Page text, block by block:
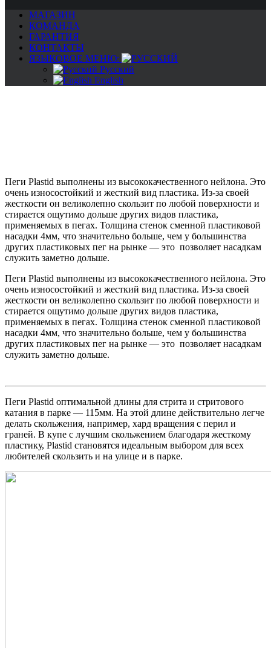
МАГАЗИН
КОМАНДА
ГАРАНТИЯ
КОНТАКТЫ
ЯЗЫКОВОЕ МЕНЮ:
Русский
English
Пеги Plastid выполнены из высококачественного нейлона. Это
очень износостойкий и жесткий вид плаcтика. Из-за своей
жесткости он великолепно скользит по любой поверхности и
стирается ощутимо дольше других видов пластика,
применяемых в пегах. Толщина стенок сменной пластиковой
насадки 4мм, что значительно больше, чем у большинства
других пластиковых пег на рынке — это позволяет насадкам
служить заметно дольше.
Пеги Plastid выполнены из высококачественного нейлона. Это
очень износостойкий и жесткий вид плаcтика. Из-за своей
жесткости он великолепно скользит по любой поверхности и
стирается ощутимо дольше других видов пластика,
применяемых в пегах. Толщина стенок сменной пластиковой
насадки 4мм, что значительно больше, чем у большинства
других пластиковых пег на рынке — это позволяет насадкам
служить заметно дольше.
Пеги Plastid оптимальной длины для стрита и стритового
катания в парке — 115мм. На этой длине действительно легче
делать скольжения, например, хард вращения с перил и
граней. В купе с лучшим скольжением благодаря жесткому
пластику, Plastid становятся идеальным выбором для всех
любителей скользить и на улице и в парке.